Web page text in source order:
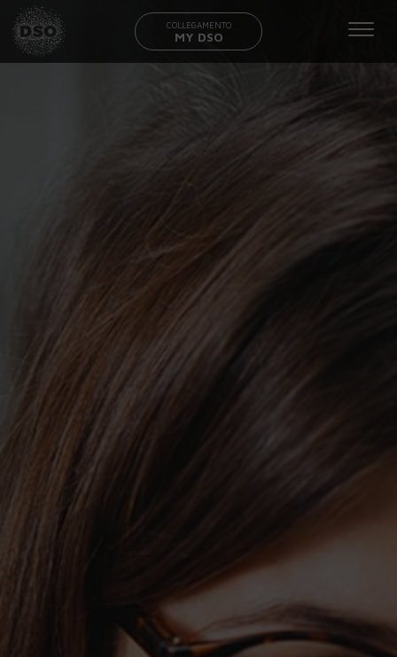
COLLEGAMENTO
MY DSO